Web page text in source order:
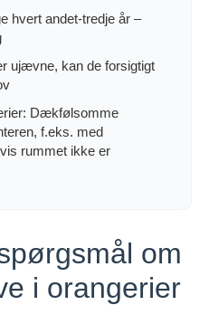
hvert andet-tredje år –
ujævne, kan de forsigtigt
Dækfølsomme
f.eks. med
rummet ikke er
om
i orangerier